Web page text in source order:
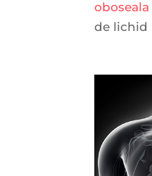
oboseala
de lichid